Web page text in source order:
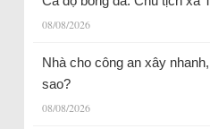
08/08/2026
Nhà cho công an xây
sao?
08/08/2026